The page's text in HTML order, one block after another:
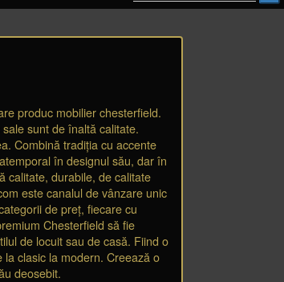
produc mobilier chesterfield.
sunt de înaltă calitate.
Combină tradiția cu accente
în designul său, dar în
calitate, durabile, de calitate
este canalul de vânzare unic
de preț, fiecare cu
Chesterfield să fie
de locuit sau de casă. Fiind o
clasic la modern. Creează o
deosebit.